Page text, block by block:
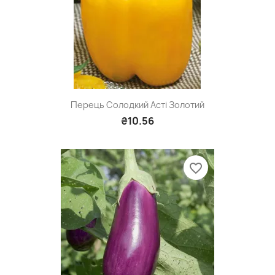
Перець Солодкий Асті Золотий
₴10.56
favorite_border